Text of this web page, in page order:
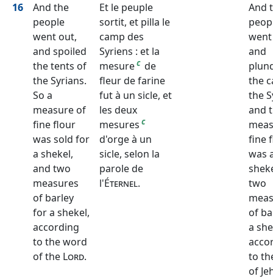
16
And the
people
went out,
and spoiled
the tents of
the Syrians.
So a
measure of
fine flour
was sold for
a shekel,
and two
measures
of barley
for a shekel,
according
to the word
of the Lord.
Et le peuple
sortit, et pilla le
camp des
Syriens : et la
mesurec de
fleur de farine
fut à un sicle, et
les deux
mesures c
d'orge à un
sicle, selon la
parole de
l'Éternel.
And
and
the
the
and
fine
was
two
of
a
to
of